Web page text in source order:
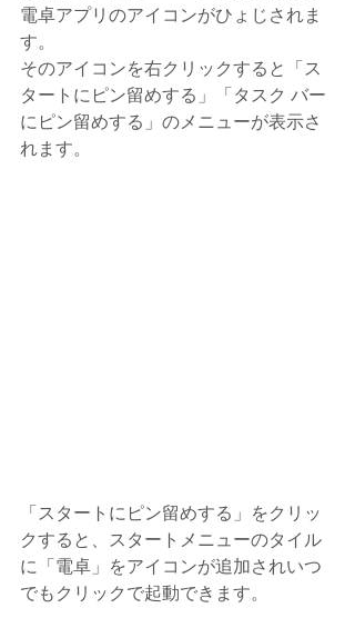
電卓アプリのアイコンがひょじされま
す。
そのアイコンを右クリックすると「ス
タートにピン留めする」「タスク バー
にピン留めする」のメニューが表示さ
れます。
「スタートにピン留めする」をクリッ
クすると、スタートメニューのタイル
に「電卓」をアイコンが追加されいつ
でもクリックで起動できます。